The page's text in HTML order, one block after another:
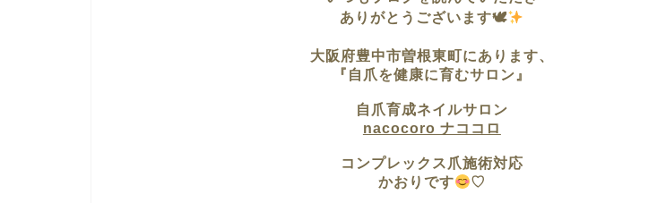
ありがとうございます🕊
大阪府豊中市曽根東町にあります、
『自爪を健康に育むサロン』
自爪育成ネイルサロン
nacocoro ナココロ
コンプレックス爪施術対応
かおりです
♡